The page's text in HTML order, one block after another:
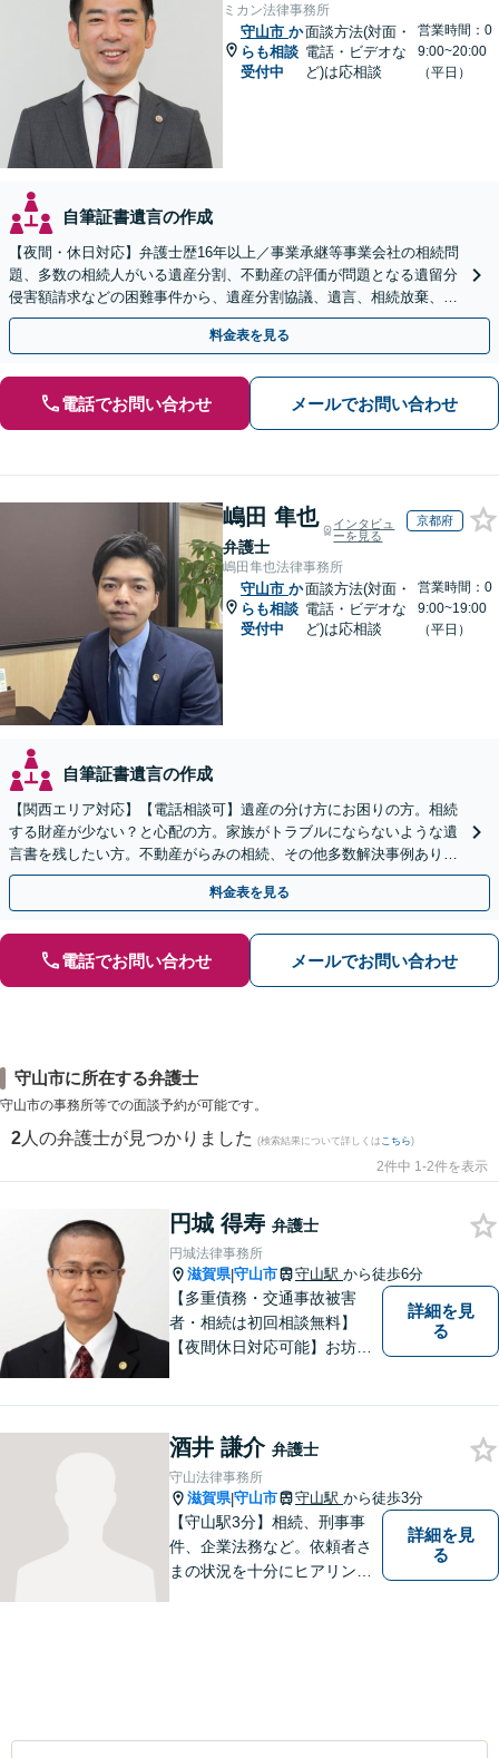
ミカン法律事務所
守山市 か
らも相談
受付中
面談方法(対面・
電話・ビデオな
ど)は応相談
営業時間：0
9:00~20:00
（平日）
自筆証書遺言の作成
【夜間・休日対応】弁護士歴16年以上／事業承継等事業会社の相続問
題、多数の相続人がいる遺産分割、不動産の評価が問題となる遺留分
侵害額請求などの困難事件から、遺産分割協議、遺言、相続放棄、使
途不明金の調査まで、全般の経験豊富【JR草津駅2分】
料金表を見る
電話でお問い合わせ メールでお問い合わせ
嶋田 隼也
弁護士
インタビュ
ーを見る
京都府
嶋田隼也法律事務所
守山市 か
らも相談
受付中
面談方法(対面・
電話・ビデオな
ど)は応相談
営業時間：0
9:00~19:00
（平日）
自筆証書遺言の作成
【関西エリア対応】【電話相談可】遺産の分け方にお困りの方。相続
する財産が少ない？と心配の方。家族がトラブルにならないような遺
言書を残したい方。不動産がらみの相続、その他多数解決事例あり。
親身に対応します【夜間・休日面談】【初回相談無料】
料金表を見る
電話でお問い合わせ メールでお問い合わせ
守山市に所在する弁護士
守山市の事務所等での面談予約が可能です。
2 人の弁護士が見つかりました (検索結果について詳しくは こちら)
2件中 1-2件を表示
円城 得寿 弁護士
円城法律事務所
滋賀県|守山市 守山駅 から徒歩6分
【多重債務・交通事故被害
者・相続は初回相談無料】
【夜間休日対応可能】お坊さ
の目線で敷居が低い弁護士と
して、親身にあなたの立場に
立って、ご相談に対応いたし
ます。
詳細を見
る
酒井 謙介 弁護士
守山法律事務所
滋賀県|守山市 守山駅 から徒歩3分
【守山駅3分】相続、刑事事
件、企業法務など。依頼者さ
まの状況を十分にヒアリング
詳細を見
る